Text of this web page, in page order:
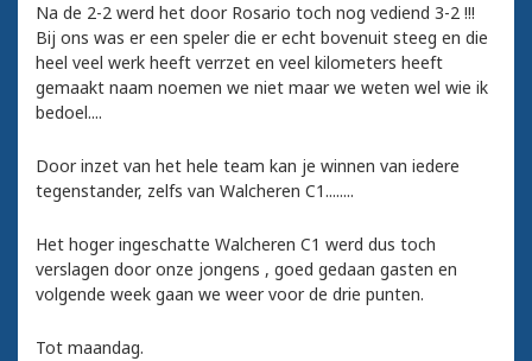
Na de 2-2 werd het door Rosario toch nog vediend 3-2 !!!
Bij ons was er een speler die er echt bovenuit steeg en die
heel veel werk heeft verrzet en veel kilometers heeft
gemaakt naam noemen we niet maar we weten wel wie ik
bedoel....
Door inzet van het hele team kan je winnen van iedere
tegenstander, zelfs van Walcheren C1........
Het hoger ingeschatte Walcheren C1 werd dus toch
verslagen door onze jongens , goed gedaan gasten en
volgende week gaan we weer voor de drie punten.
Tot maandag.